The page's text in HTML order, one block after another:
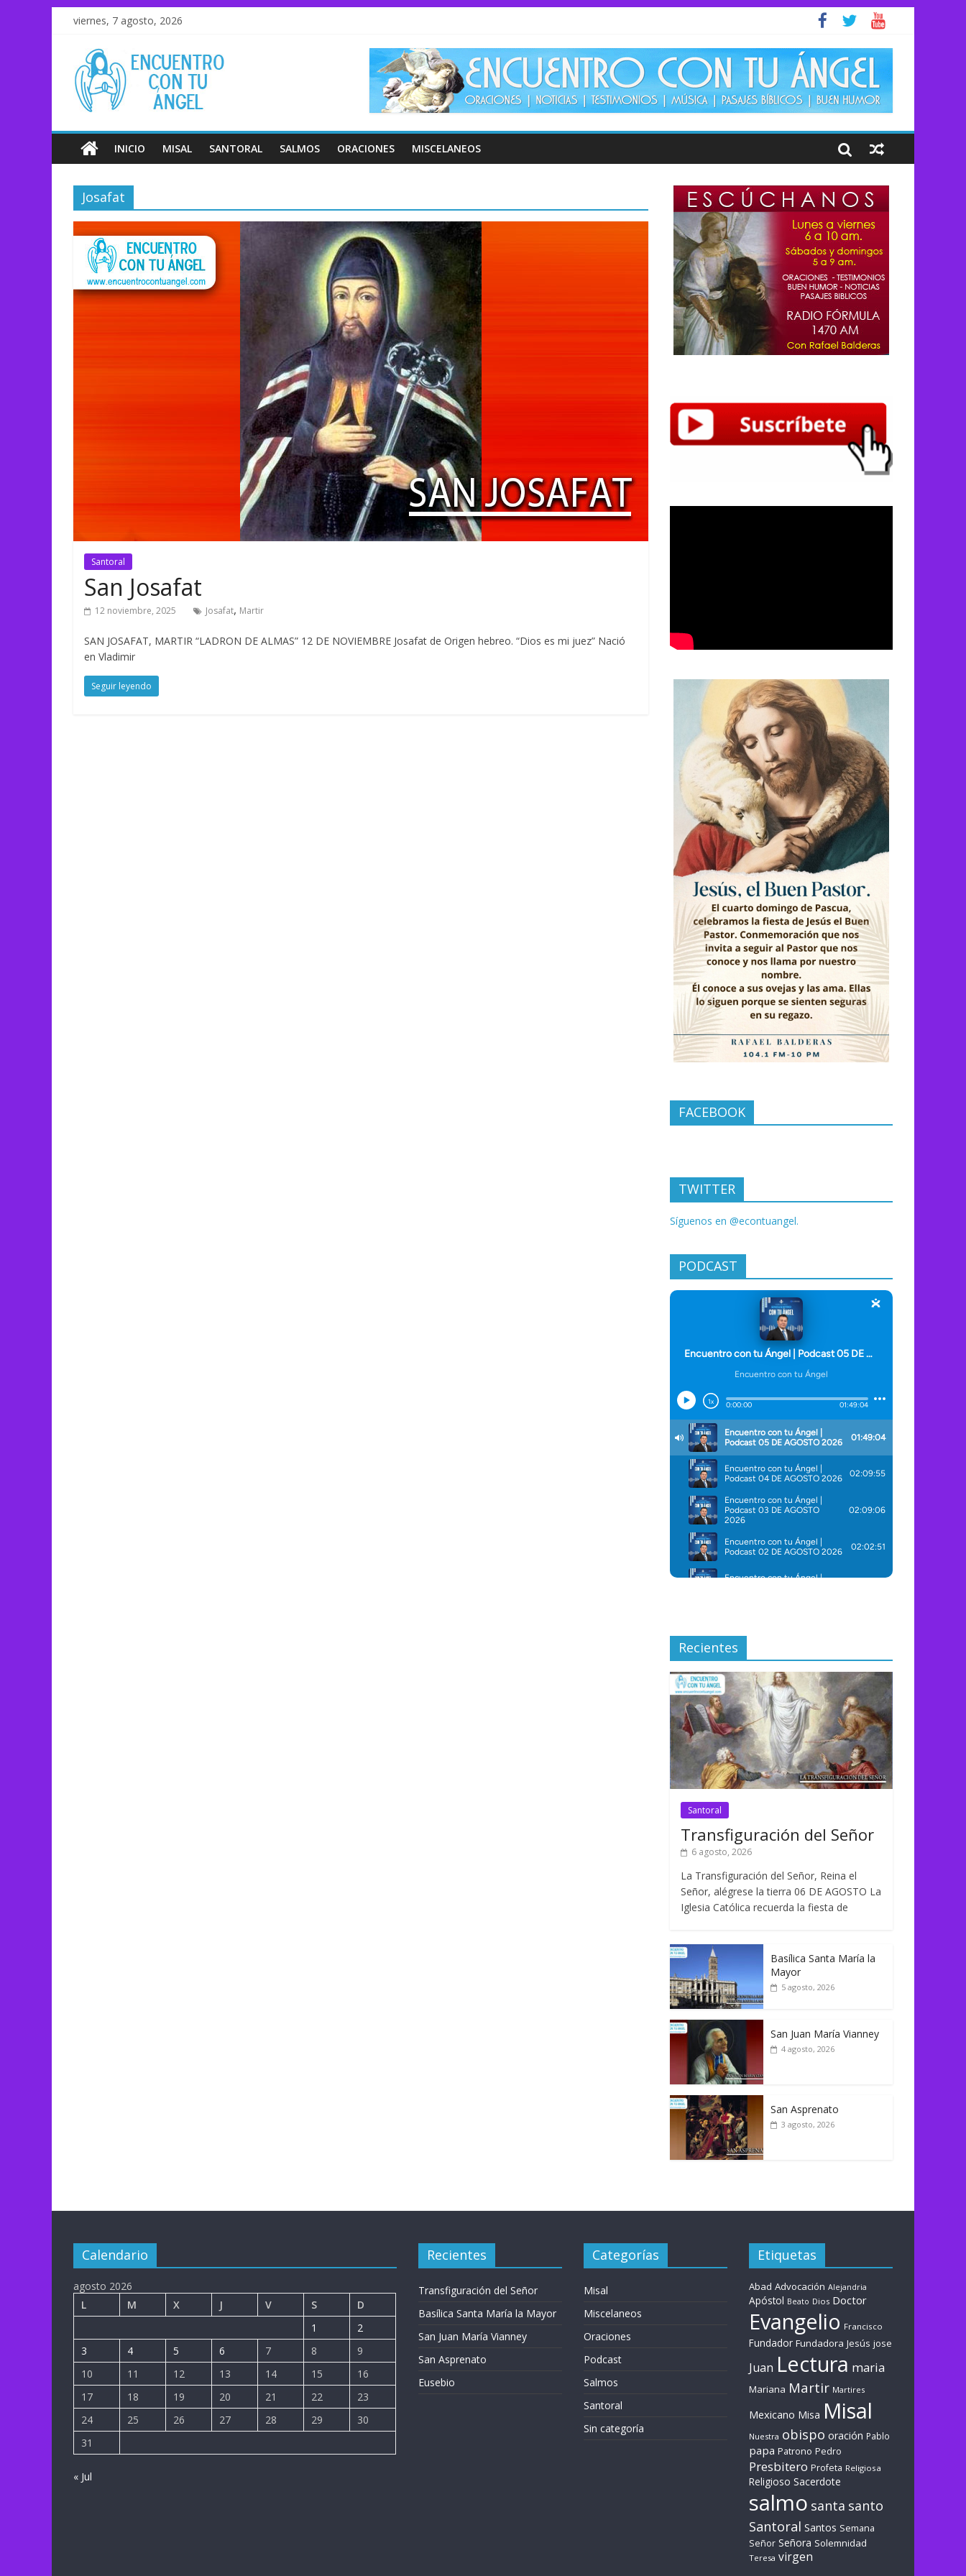
viernes, 7 agosto, 2026
INICIO MISAL SANTORAL SALMOS ORACIONES MISCELANEOS
Josafat
Santoral
San Josafat
12 noviembre, 2025 Josafat, Martir
SAN JOSAFAT, MARTIR “LADRON DE ALMAS” 12 DE NOVIEMBRE Josafat de Origen hebreo. “Dios es mi juez” Nació
en Vladimir
Seguir leyendo
FACEBOOK
TWITTER
Síguenos en @econtuangel.
PODCAST
Recientes
Santoral
Transfiguración del Señor
6 agosto, 2026
La Transfiguración del Señor, Reina el
Señor, alégrese la tierra 06 DE AGOSTO La
Iglesia Católica recuerda la fiesta de
Basílica Santa María la
Mayor
5 agosto, 2026
San Juan María Vianney
4 agosto, 2026
San Asprenato
3 agosto, 2026
Calendario
agosto 2026
L
M X J V S
D
1
2
3
4 5 6 7 8
9
10
11 12 13 14 15
16
17
18 19 20 21 22
23
24
25 26 27 28 29
30
31
« Jul
Recientes
Transfiguración del Señor
Basílica Santa María la Mayor
San Juan María Vianney
San Asprenato
Eusebio
Categorías
Misal
Miscelaneos
Oraciones
Podcast
Salmos
Santoral
Sin categoría
Etiquetas
Abad Advocación Alejandria
Apóstol Beato Dios Doctor
Evangelio Francisco
Fundador Fundadora Jesús jose
Juan Lectura maria
Mariana Martir Martires
Mexicano Misa Misal
Nuestra obispo oración Pablo
papa Patrono Pedro
Presbitero Profeta Religiosa
Religioso Sacerdote
salmo santa santo
Santoral Santos Semana
Señor Señora Solemnidad
Teresa virgen